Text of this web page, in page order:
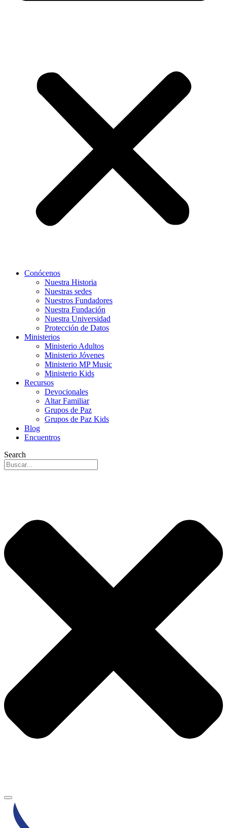
Conócenos
Nuestra Historia
Nuestras sedes
Nuestros Fundadores
Nuestra Fundación
Nuestra Universidad
Protección de Datos
Ministerios
Ministerio Adultos
Ministerio Jóvenes
Ministerio MP Music
Ministerio Kids
Recursos
Devocionales
Altar Familiar
Grupos de Paz
Grupos de Paz Kids
Blog
Encuentros
Search